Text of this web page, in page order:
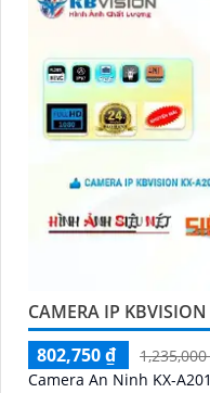
CAMERA IP
802,750 ₫
Camera An Ninh KX-